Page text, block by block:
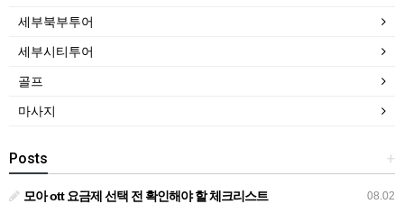
세부북부투어
세부시티투어
골프
마사지
+
Posts
08.02
모아 ott 요금제 선택 전 확인해야 할 체크리스트